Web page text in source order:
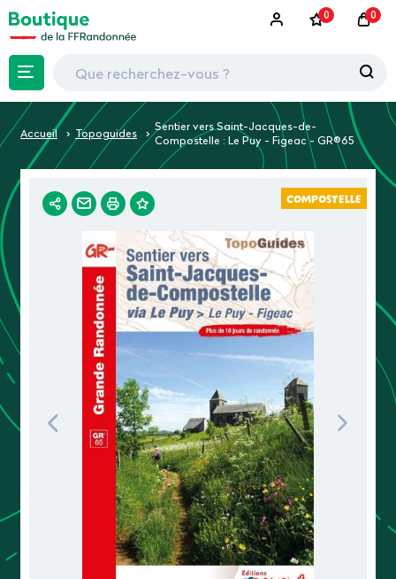
0 0
Accueil Topoguides
Sentier vers Saint-Jacques-de-
Compostelle : Le Puy - Figeac - GR®65
COMPOSTELLE